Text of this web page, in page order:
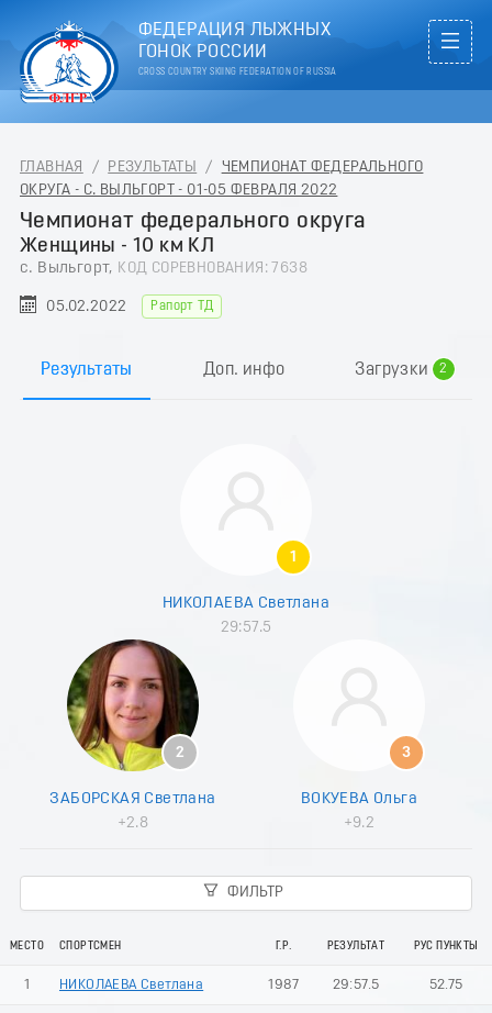
ФЕДЕРАЦИЯ ЛЫЖНЫХ
ГОНОК РОССИИ
CROSS COUNTRY SKIING FEDERATION OF RUSSIA
ГЛАВНАЯ / РЕЗУЛЬТАТЫ / ЧЕМПИОНАТ ФЕДЕРАЛЬНОГО
ОКРУГА - С. ВЫЛЬГОРТ - 01-05 ФЕВРАЛЯ 2022
Чемпионат федерального округа
Женщины - 10 км КЛ
с. Выльгорт, КОД СОРЕВНОВАНИЯ: 7638
05.02.2022 Рапорт ТД
Результаты Доп. инфо Загрузки
2
5
8
1
НИКОЛАЕВА Светлана
29:57.5
2
ЗАБОРСКАЯ Светлана
+2.8
3
ВОКУЕВА Ольга
+9.2
ФИЛЬТР
МЕСТО СПОРТСМЕН Г.Р. РЕЗУЛЬТАТ РУС ПУНКТЫ
1 НИКОЛАЕВА Светлана 1987 29:57.5 52.75